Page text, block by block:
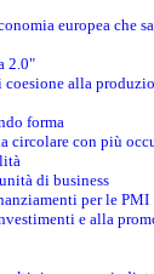
europea che
2.0"
alla
forma
con più
di business
per le PMI
e alla